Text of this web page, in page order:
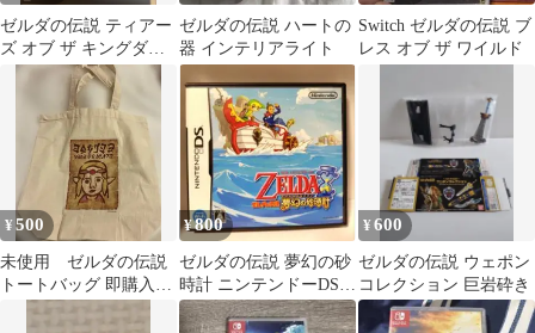
ゼルダの伝説 ティアー
ズ オブ ザ キングダム
コレクターズエディシ
ゼルダの伝説 ハートの
器 インテリアライト
Switch ゼルダの伝説 ブ
レス オブ ザ ワイルド
¥500
未使用 ゼルダの伝説
トートバッグ 即購入
¥800
ゼルダの伝説 夢幻の砂
時計 ニンテンドーDS
ソフト
¥600
ゼルダの伝説 ウェポン
コレクション 巨岩砕き